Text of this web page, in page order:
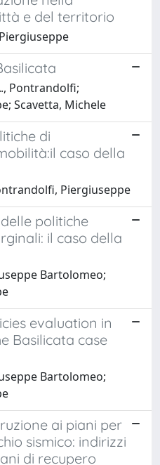
e del territorio
Pontrandolfi;
Scavetta, Michele
di
caso della
Piergiuseppe
politiche
il caso della
Bartolomeo;
evaluation in
Basilicata case
Bartolomeo;
ai piani per
sismico: indirizzi
di recupero